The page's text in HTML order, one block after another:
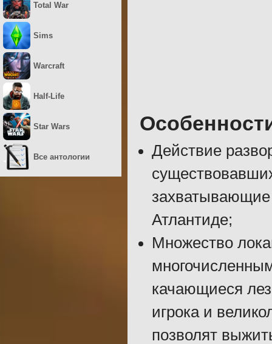
Действие
Атлантиде;
Множество
качающиеся
игрока и
позволят
Total War
Sims
Warcraft
Half-Life
Star Wars
Все антологии